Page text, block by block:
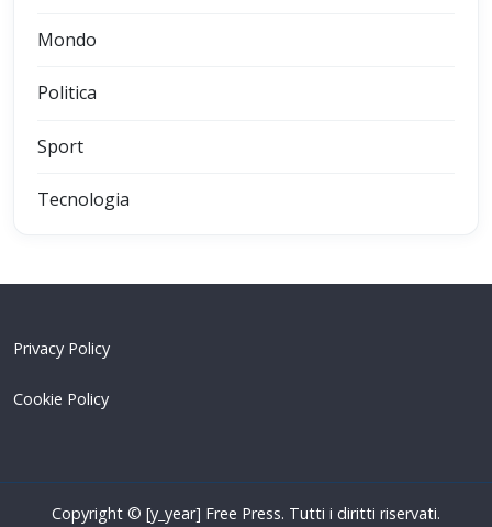
Mondo
Politica
Sport
Tecnologia
Privacy Policy
Cookie Policy
Copyright © [y_year] Free Press. Tutti i diritti riservati.